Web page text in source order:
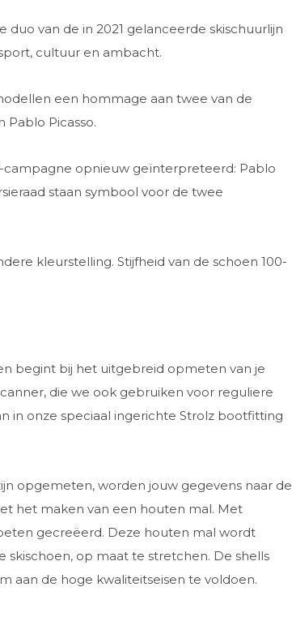
van de in 2021 gelanceerde skischuurlijn
cultuur en ambacht.
een hommage aan twee van de
Pablo Picasso.
opnieuw geïnterpreteerd: Pablo
staan symbool voor de twee
kleurstelling. Stijfheid van de schoen 100-
begint bij het uitgebreid opmeten van je
die we ook gebruiken voor reguliere
in onze speciaal ingerichte Strolz bootfitting
opgemeten, worden jouw gegevens naar de
het maken van een houten mal. Met
gecreëerd. Deze houten mal wordt
op maat te stretchen. De shells
aan de hoge kwaliteitseisen te voldoen.